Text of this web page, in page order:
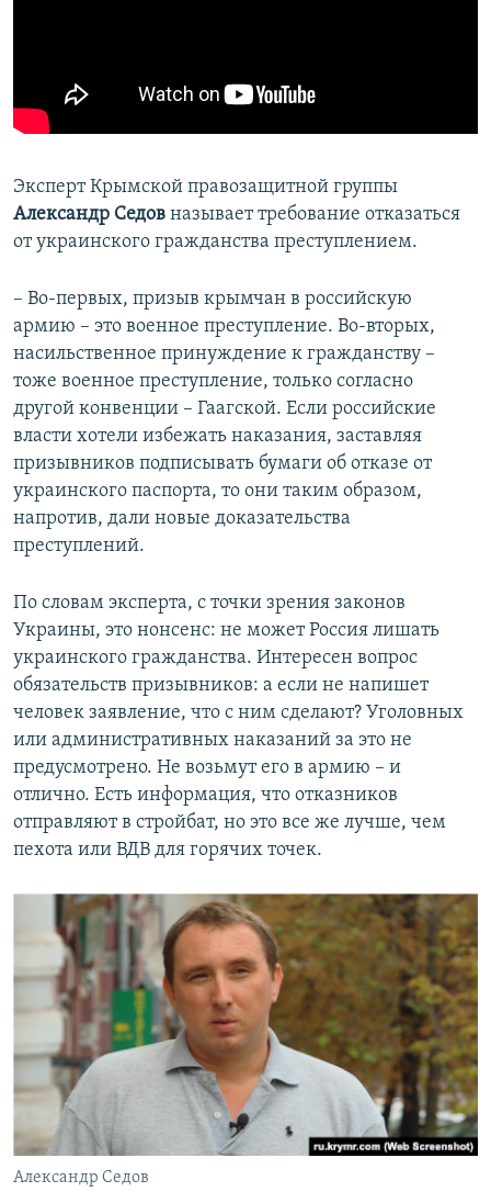
Эксперт Крымской правозащитной группы
Александр Седов называет требование отказаться
от украинского гражданства преступлением.
– Во-первых, призыв крымчан в российскую
армию – это военное преступление. Во-вторых,
насильственное принуждение к гражданству –
тоже военное преступление, только согласно
другой конвенции – Гаагской. Если российские
власти хотели избежать наказания, заставляя
призывников подписывать бумаги об отказе от
украинского паспорта, то они таким образом,
напротив, дали новые доказательства
преступлений.
По словам эксперта, с точки зрения законов
Украины, это нонсенс: не может Россия лишать
украинского гражданства. Интересен вопрос
обязательств призывников: а если не напишет
человек заявление, что с ним сделают? Уголовных
или административных наказаний за это не
предусмотрено. Не возьмут его в армию – и
отлично. Есть информация, что отказников
отправляют в стройбат, но это все же лучше, чем
пехота или ВДВ для горячих точек.
Александр Седов